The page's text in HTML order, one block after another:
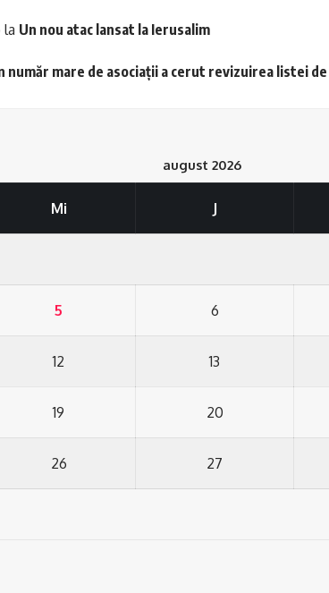
la Un nou atac lansat la Ierusalim
număr mare de asociații a cerut revizuirea listei
august 2026
Mi J
5 6
12 13
19 20
26 27